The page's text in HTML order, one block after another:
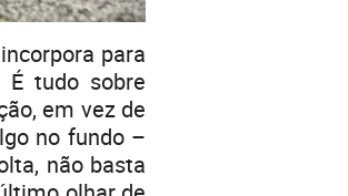
para
tudo sobre
em vez de
no fundo –
não basta